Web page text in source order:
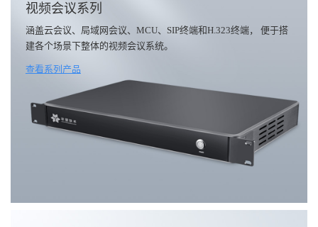
视频会议系列
涵盖云会议、局域网会议、MCU、SIP终端和H.323终端， 便于搭
建各个场景下整体的视频会议系统。
查看系列产品